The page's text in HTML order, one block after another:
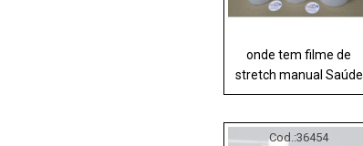
onde tem filme de
stretch manual Saúde
Cod.:36454